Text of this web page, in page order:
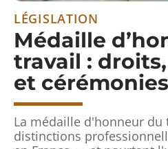
LÉGISLATION
Médaille
travail :
et cérémonies
La médaille d'honneur du
distinctions